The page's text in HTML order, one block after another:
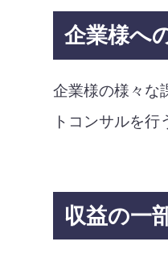
企業様へ
企業様の様々な
トコンサルを
収益の一